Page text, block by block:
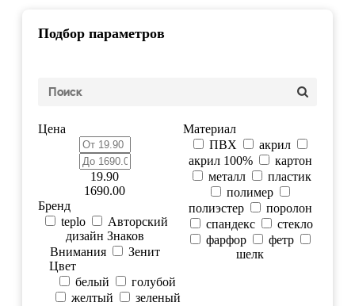
Подбор параметров
Цена
19.90
1690.00
Материал
ПВХ
акрил
акрил 100%
картон
металл
пластик
полимер
полиэстер
поролон
спандекс
стекло
фарфор
фетр
шелк
Бренд
teplo
Авторский
дизайн Знаков
Внимания
Зенит
Цвет
белый
голубой
желтый
зеленый